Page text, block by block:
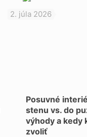
2. júla 2026
Posuvné
stenu vs. do
výhody a kedy
zvoliť